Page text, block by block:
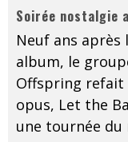
Soirée nostalgie
Neuf ans
album, le
Offspring refait
opus, Let the
une tournée